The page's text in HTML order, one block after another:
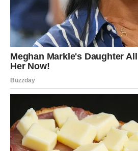
Upute za korištenje pripravka za
starenja: Prije upotrebe kreme
navedenom receptu za masku od
nanesite kremu na lice, vrat i dekolte
spavanja.